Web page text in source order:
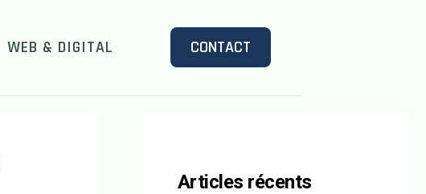
WEB & DIGITAL CONTACT
Articles récents